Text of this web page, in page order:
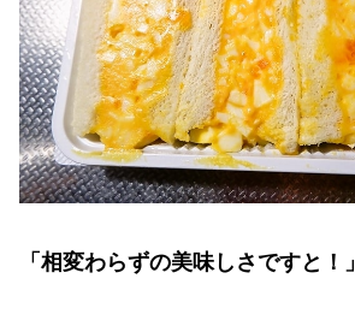
「相変わらずの美味しさですと！」